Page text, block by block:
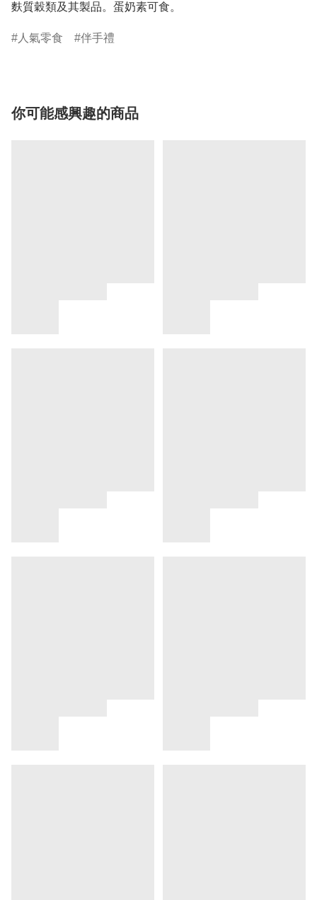
麩質穀類及其製品。蛋奶素可食。
人氣零食 伴手禮
你可能感興趣的商品